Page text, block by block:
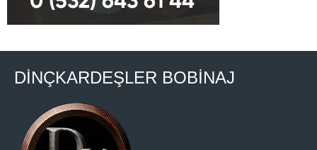
DİNÇKARDEŞLER BOBİNAJ